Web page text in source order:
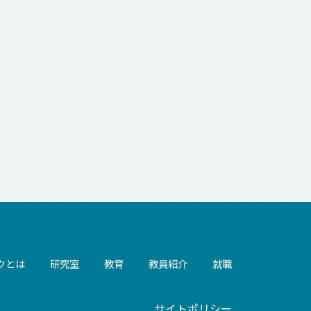
とは 研究室 教育 教員紹介 就職